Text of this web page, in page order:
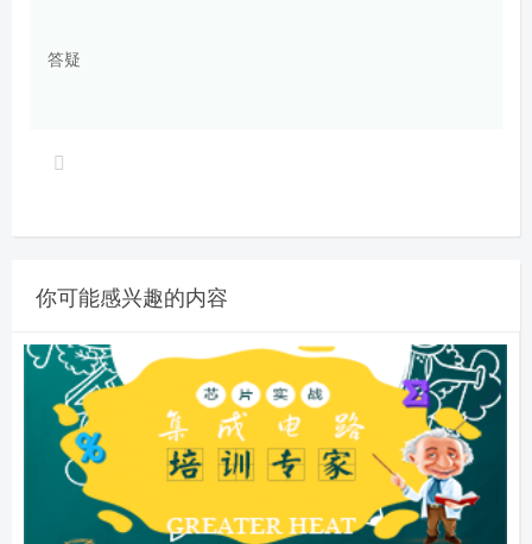
答疑
你可能感兴趣的内容